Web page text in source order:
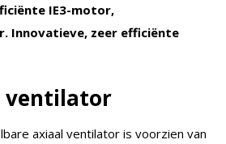
IE3-motor,
Innovatieve, zeer efficiënte
ventilator
axiaal ventilator is voorzien van